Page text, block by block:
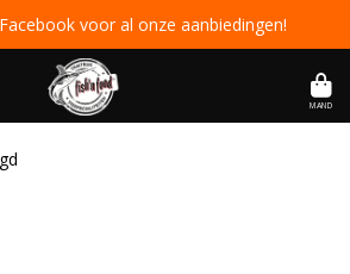
voor al onze aanbiedingen!
MAND